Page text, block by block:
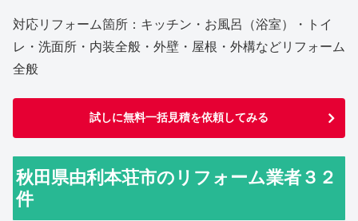
対応リフォーム箇所：キッチン・お風呂（浴室）・トイ
レ・洗面所・内装全般・外壁・屋根・外構などリフォーム
全般
試しに無料一括見積を依頼してみる
秋田県由利本荘市のリフォーム業者３２
件